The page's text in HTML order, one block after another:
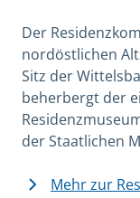
Der
nordöstlichen
Sitz der
beherbergt der
der Staatlichen
Mehr zur